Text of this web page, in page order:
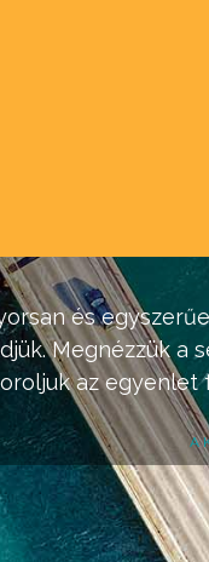
és
Megnézzük a
az egyenlet
A